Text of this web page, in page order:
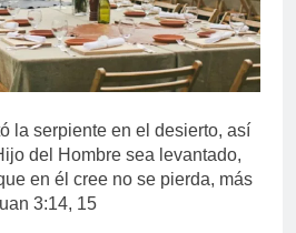
la serpiente en el desierto, así
del Hombre sea levantado,
en él cree no se pierda, más
3:14, 15